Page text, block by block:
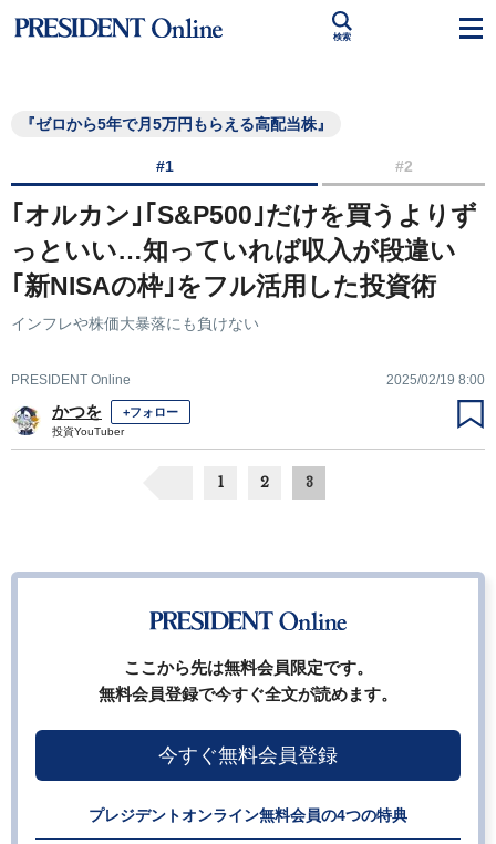
検索
『ゼロから5年で月5万円もらえる高配当株』
#1 #2
｢オルカン｣｢S&P500｣だけを買うよりず
っといい…知っていれば収入が段違い
｢新NISAの枠｣をフル活用した投資術
インフレや株価大暴落にも負けない
PRESIDENT Online 2025/02/19 8:00
かつを +フォロー
投資YouTuber
1 2 3
ここから先は無料会員限定です。
無料会員登録で今すぐ全文が読めます。
今すぐ無料会員登録
プレジデントオンライン無料会員の4つの特典